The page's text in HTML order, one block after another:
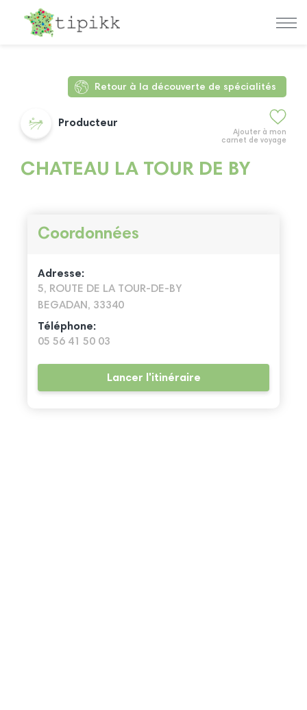
Retour à la découverte de spécialités
Ajouter à mon
carnet de voyage
Producteur
CHATEAU LA TOUR DE BY
Coordonnées
Adresse:
5, ROUTE DE LA TOUR-DE-BY
BEGADAN, 33340
Téléphone:
05 56 41 50 03
Lancer l'itinéraire